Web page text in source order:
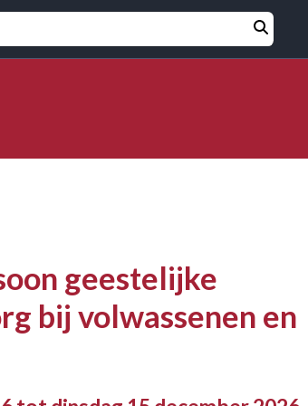
Opleiding
zoeken
geestelijke
bij volwassenen en